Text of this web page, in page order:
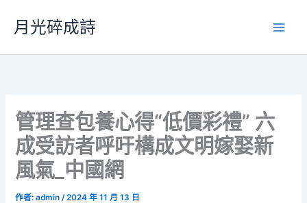
要
月光碎成詩
管理查包養心得“低價彩禮” 六
成受訪者呼吁構成文明嫁娶新
風氣_中國網
作者:admin/2024 年 11 月 13 日